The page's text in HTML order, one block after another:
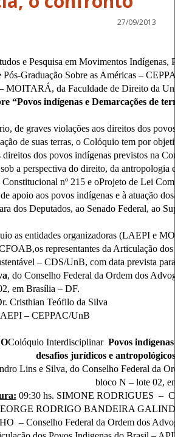
27/09/2013
e Pesquisa em Movimentos
Pós-Graduação Sobre as Américas –
MOITARÁ, da Faculdade de Direito da
“Povos indígenas e Demarcações de
de graves violações aos direitos dos
de suas terras, o Colóquio tem por
direitos dos povos indígenas previstos na
a perspectiva do direito, da antropologia
Constitucional nº 215 e oProjeto de Lei
apoio aos povos indígenas e à atuação
dos Deputados, ao Senado Federal, ao
as entidades organizadoras (LAEPI e
representantes da Articulação
– CDS/UnB, com data prevista
, do Conselho Federal da Ordem dos
em Brasília – DF.
Cristhian Teófilo da Silva
– CEPPAC/UnB
Colóquio Interdisciplinar Povos
desafios jurídicos e antropológicos
Lins e Silva, do Conselho Federal da
bloco N – lote 02,
09:30 hs. SIMONE RODRIGUES –
RODRIGO BANDEIRA
– Conselho Federal da Ordem dos